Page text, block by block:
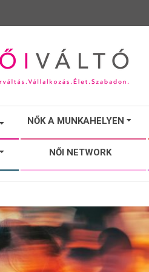
NŐK A MUNKAHELYEN
NŐI NETWORK